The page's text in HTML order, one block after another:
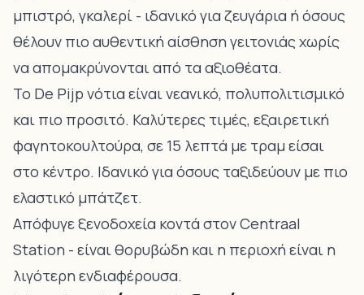
μπιστρό, γκαλερί - ιδανικό για ζευγάρια ή όσους
θέλουν πιο αυθεντική αίσθηση γειτονιάς χωρίς
να απομακρύνονται από τα αξιοθέατα.
Το De Pijp νότια είναι νεανικό, πολυπολιτισμικό
και πιο προσιτό. Καλύτερες τιμές, εξαιρετική
φαγητοκουλτούρα, σε 15 λεπτά με τραμ είσαι
στο κέντρο. Ιδανικό για όσους ταξιδεύουν με πιο
ελαστικό μπάτζετ.
Απόφυγε ξενοδοχεία κοντά στον Centraal
Station - είναι θορυβώδη και η περιοχή είναι η
λιγότερη ενδιαφέρουσα.